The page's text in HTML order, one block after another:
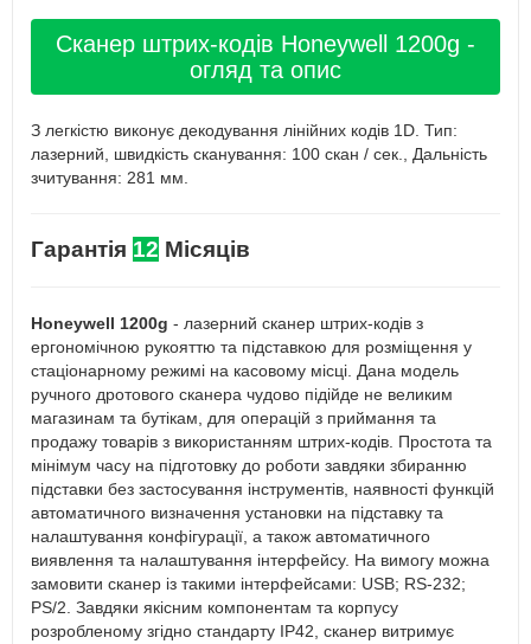
Сканер штрих-кодів Honeywell 1200g -
огляд та опис
З легкістю виконує декодування лінійних кодів 1D. Тип:
лазерний, швидкість сканування: 100 скан / сек., Дальність
зчитування: 281 мм.
Гарантія 12 Місяців
Honeywell 1200g - лазерний сканер штрих-кодів з
ергономічною рукояттю та підставкою для розміщення у
стаціонарному режимі на касовому місці. Дана модель
ручного дротового сканера чудово підійде не великим
магазинам та бутікам, для операцій з приймання та
продажу товарів з використанням штрих-кодів. Простота та
мінімум часу на підготовку до роботи завдяки збиранню
підставки без застосування інструментів, наявності функцій
автоматичного визначення установки на підставку та
налаштування конфігурації, а також автоматичного
виявлення та налаштування інтерфейсу. На вимогу можна
замовити сканер із такими інтерфейсами: USB; RS-232;
PS/2. Завдяки якісним компонентам та корпусу
розробленому згідно стандарту IP42, сканер витримує